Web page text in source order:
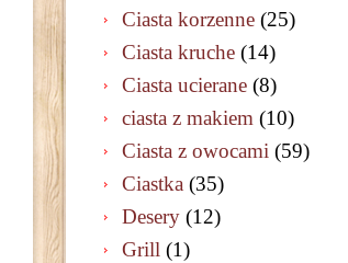
Ciasta korzenne (25)
Ciasta kruche (14)
Ciasta ucierane (8)
ciasta z makiem (10)
Ciasta z owocami (59)
Ciastka (35)
Desery (12)
Grill (1)